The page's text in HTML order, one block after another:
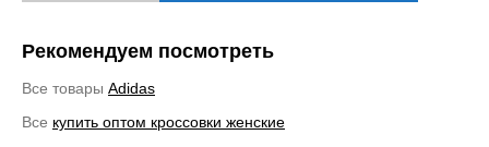
Рекомендуем посмотреть
Все товары Adidas
Все купить оптом кроссовки женские